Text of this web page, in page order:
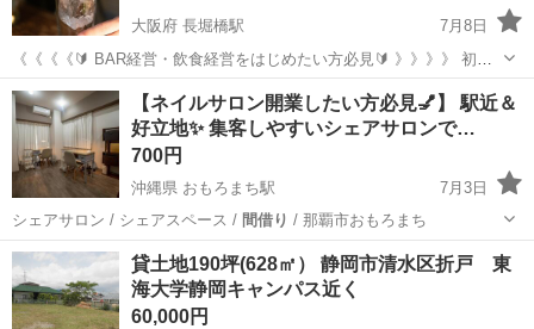
大阪府 長堀橋駅
7月8日
《《《《🔰 BAR経営・飲食経営をはじめたい方必見🔰 》》》》 初心
者・経験者問わず 「これから飲食業をはじめたい」 「低リスクで営業
場所を探したい」 「人と関わるのが好き」「お酒や飲食業が好き」
「初期費用...
大阪 大阪市 長堀橋駅 賃貸（マンション/一戸建て）
初期
【ネイルサロン開業したい方必見💅】 駅近＆
好立地✨ 集客しやすいシェアサロンで…
700円
沖縄県 おもろまち駅
7月3日
シェアサロン / シェアスペース / 間借り / 那覇市おもろまち
沖縄 那覇市 おもろまち駅 レンタルオフィス サロン
貸土地190坪(628㎡） 静岡市清水区折戸 東
海大学静岡キャンパス近く
60,000円